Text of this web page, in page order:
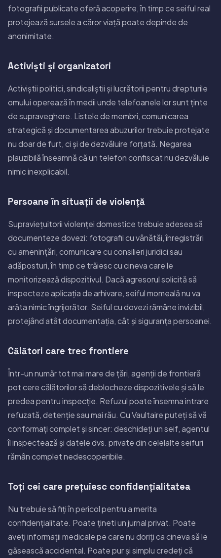
fotografii publicate oferă acoperire, în timp ce seiful real
protejează sursele a căror viață poate depinde de
anonimitate.
Activiști și organizatori
Activiștii politici, sindicaliștii și lucrătorii pentru drepturile
omului operează în medii unde telefoanele lor sunt ținte
de supraveghere. Listele de membri, comunicarea
strategică și documentarea abuzurilor trebuie protejate
nu doar de furt, ci și de dezvăluire forțată. Negarea
plauzibilă înseamnă că un telefon confiscat nu dezvăluie
nimic inexplicabil.
Persoane în situații de violență
Supraviețuitorii violenței domestice trebuie adesea să
documenteze dovezi: fotografii cu vânătăi, înregistrări
cu amenințări, comunicare cu consilieri juridici sau
adăposturi, în timp ce trăiesc cu cineva care le
monitorizează dispozitivul. Dacă agresorul solicită să
inspecteze aplicația de arhivare, seiful momeală nu va
arăta nimic îngrijorător. Seiful cu dovezi rămâne invizibil,
protejând atât documentația, cât și siguranța persoanei.
Călători care trec frontiere
Într-un număr tot mai mare de țări, agenții de frontieră
pot cere călătorilor să deblocheze dispozitivele și să le
predea pentru inspecție. Refuzul poate însemna intrare
refuzată, detenție sau mai rău. Cu Vaultaire puteți să vă
conformați complet și sincer: deschideți un seif, agentul
îl inspectează și datele dvs. private din celelalte seifuri
rămân complet nedescoperibile.
Toți cei care prețuiesc confidențialitatea
Nu trebuie să fiți în pericol pentru a merita
confidențialitate. Poate țineti un jurnal privat. Poate
aveți informații medicale pe care nu doriți ca cineva să le
găsească accidental. Poate pur și simplu credeți că